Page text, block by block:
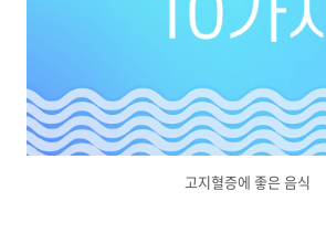
고지혈증에 좋은 음식